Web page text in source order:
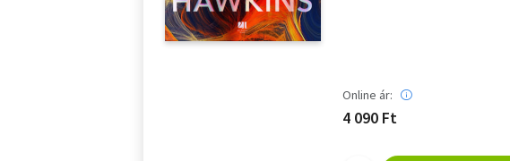
Online ár:
4 090 Ft